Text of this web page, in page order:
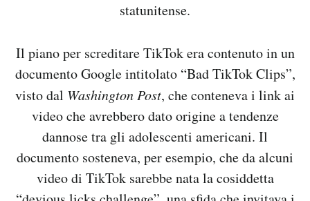
statunitense.
Il piano per screditare TikTok era contenuto in un
documento Google intitolato “Bad TikTok Clips”,
visto dal Washington Post, che conteneva i link ai
video che avrebbero dato origine a tendenze
dannose tra gli adolescenti americani. Il
documento sosteneva, per esempio, che da alcuni
video di TikTok sarebbe nata la cosiddetta